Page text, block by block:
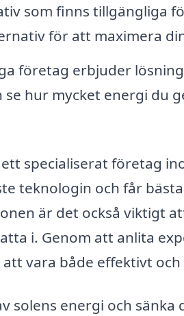
som finns tillgängliga
för att maximera
företag erbjuder
hur mycket energi du
specialiserat företag
teknologin och får
är det också viktigt
i. Genom att anlita
vara både effektivt
solens energi och sänka